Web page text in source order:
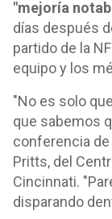
"mejoría
días después
partido de la
equipo y los
"No es solo
que sabemos
conferencia
Pritts, del
Cincinnati.
disparando